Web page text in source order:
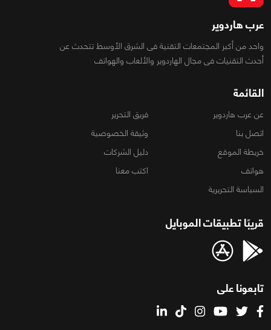
عرب هاردوير
واحد من أكبر المجتمعات التقنية فى الشرق الأوسط تتحدث عن
أحدث التقنيات فى مجال الهاردوير والألعاب والهواتف
القائمة
عن عرب هاردوير
فريق التحرير
اتصل بنا
وثيقة الخصوصية
خريطة الموقع
دليل الشركات
هواتف
اكتب معنا
السياسة التحريرية
قريبًا تطبيقات الموبايل
تابعونا على